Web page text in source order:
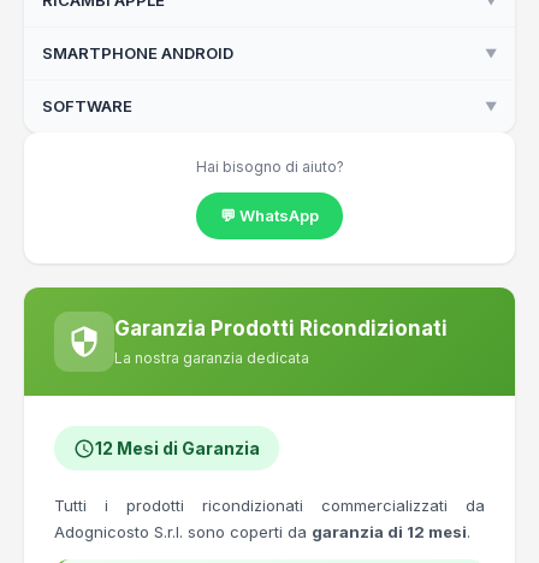
Vetri Temperati iPad
Vetri Temperati iPhone
Batterie iPad
Batterie iPhone
Lenti fotocamera iPhone
Schermi iPhone
Tasti ricambio Magic Keyboard
Viti e minuteria iPhone
SMARTPHONE ANDROID ▼
Google Pixel
SOFTWARE ▼
Licenze Microsoft OEMHai bisogno di aiuto?
💬 WhatsApp
Garanzia Prodotti Ricondizionati
La nostra garanzia dedicata
12 Mesi di Garanzia
Tutti i prodotti ricondizionati commercializzati da
Adognicosto S.r.l. sono coperti da garanzia di 12 mesi.